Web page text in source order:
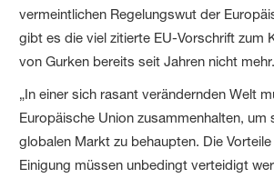
vermeintlichen Regelungswut der
gibt es die viel zitierte EU-Vorschrift zum
von Gurken bereits seit Jahren nicht mehr.
„In einer sich rasant verändernden Welt
Europäische Union zusammenhalten, um
globalen Markt zu behaupten. Die
Einigung müssen unbedingt verteidigt